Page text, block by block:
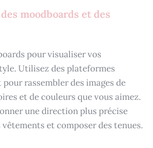
moodboards et des
pour visualiser vos
Utilisez des plateformes
rassembler des images de
et de couleurs que vous aimez.
une direction plus précise
et composer des tenues.